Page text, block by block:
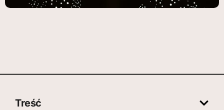
Treść